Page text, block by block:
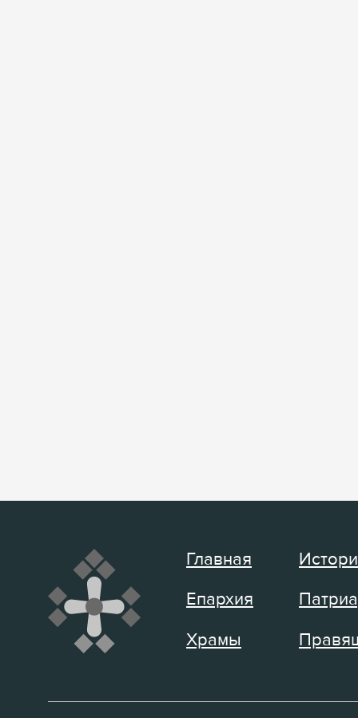
Главная
Епархия
Храмы